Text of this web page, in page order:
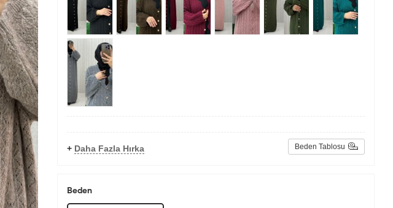
+ Daha Fazla Hırka Beden Tablosu
Beden